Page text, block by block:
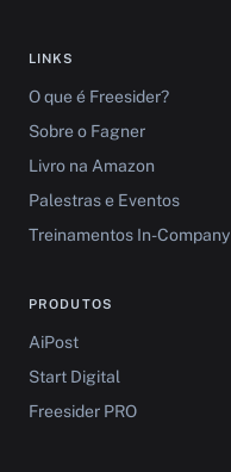
LINKS
O que é Freesider?
Sobre o Fagner
Livro na Amazon
Palestras e Eventos
Treinamentos In-Company
PRODUTOS
AiPost
Start Digital
Freesider PRO